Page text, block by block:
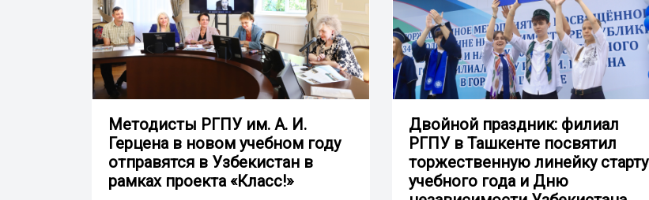
Методисты РГПУ им. А. И.
Герцена в новом учебном году
отправятся в Узбекистан в
рамках проекта «Класс!»
Двойной праздник: филиал
РГПУ в Ташкенте посвятил
торжественную линейку старту
учебного года и Дню